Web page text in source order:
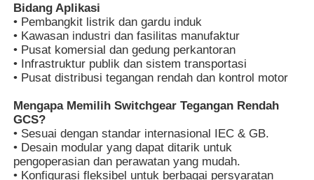
Video
Tampilan VR
Tentang kita
Wisata pabrik
Bidang Aplikasi
• Pembangkit listrik dan gardu induk
• Kawasan industri dan fasilitas manufaktur
• Pusat komersial dan gedung perkantoran
• Infrastruktur publik dan sistem transportasi
• Pusat distribusi tegangan rendah dan kontrol motor
Mengapa Memilih Switchgear Tegangan Rendah
GCS?
• Sesuai dengan standar internasional IEC & GB.
• Desain modular yang dapat ditarik untuk
pengoperasian dan perawatan yang mudah.
• Konfigurasi fleksibel untuk berbagai persyaratan